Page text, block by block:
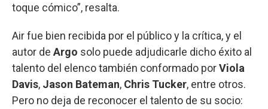
toque cómico”, resalta.
Air fue bien recibida por el público y la crítica, y el
autor de Argo solo puede adjudicarle dicho éxito al
talento del elenco también conformado porViola
Davis, Jason Bateman, Chris Tucker, entre otros.
Pero no deja de reconocer el talento de su socio: